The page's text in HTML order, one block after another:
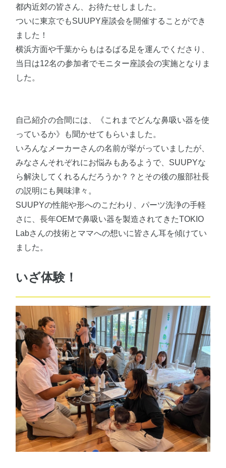
都内近郊の皆さん、お待たせしました。
ついに東京でもSUUPY座談会を開催することができ
ました！
横浜方面や千葉からもはるばる足を運んでくださり、
当日は12名の参加者でモニター座談会の実施となりま
した。
自己紹介の合間には、《これまでどんな鼻吸い器を使
っているか》も聞かせてもらいました。
いろんなメーカーさんの名前が挙がっていましたが、
みなさんそれぞれにお悩みもあるようで、SUUPYな
ら解決してくれるんだろうか？？とその後の服部社長
の説明にも興味津々。
SUUPYの性能や形へのこだわり、パーツ洗浄の手軽
さに、長年OEMで鼻吸い器を製造されてきたTOKIO
Labさんの技術とママへの想いに皆さん耳を傾けてい
ました。
いざ体験！